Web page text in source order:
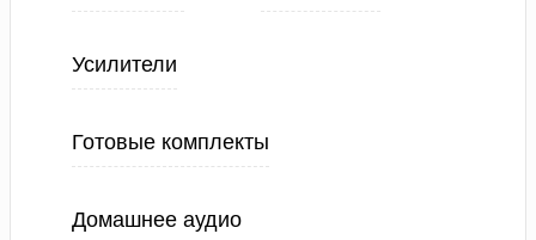
Усилители
Готовые комплекты
Домашнее аудио